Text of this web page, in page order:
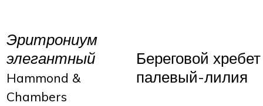
Эритрониум
элегантный
Hammond &
Chambers
Береговой хребет
палевый-лилия